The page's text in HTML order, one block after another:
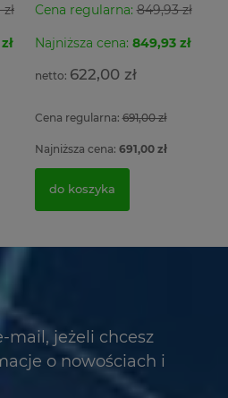
Cena regularna:849,93 zł
Najniższa cena: 849,93 zł
622,00 zł
Cena regularna:691,00 zł
Najniższa cena: 691,00 zł
do koszyka
mail, jeżeli chcesz
o nowościach i